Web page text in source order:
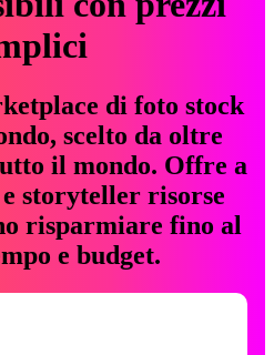
di foto stock
scelto da oltre
il mondo. Offre a
storyteller risorse
risparmiare fino al
e budget.